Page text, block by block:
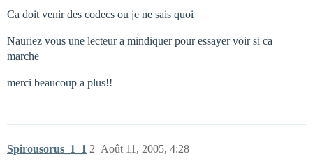
Ca doit venir des codecs ou je ne sais quoi
Nauriez vous une lecteur a mindiquer pour essayer voir si ca
marche
merci beaucoup a plus!!
Spirousorus_1_1 Août 11, 2005, 4:28
2